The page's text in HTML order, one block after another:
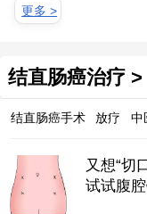
更多 >
结直肠癌治疗 >
结直肠癌手术 放疗 中
又想“切
试试腹